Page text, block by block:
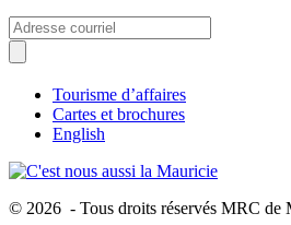
Tourisme d’affaires
Cartes et brochures
English
© 2026 - Tous droits réservés MRC de